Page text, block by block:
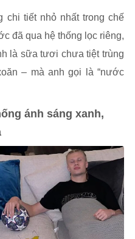
chi tiết nhỏ nhất trong chế
đã qua hệ thống lọc riêng,
là sữa tươi chưa tiệt trùng
– mà anh gọi là “nước
ánh sáng xanh,